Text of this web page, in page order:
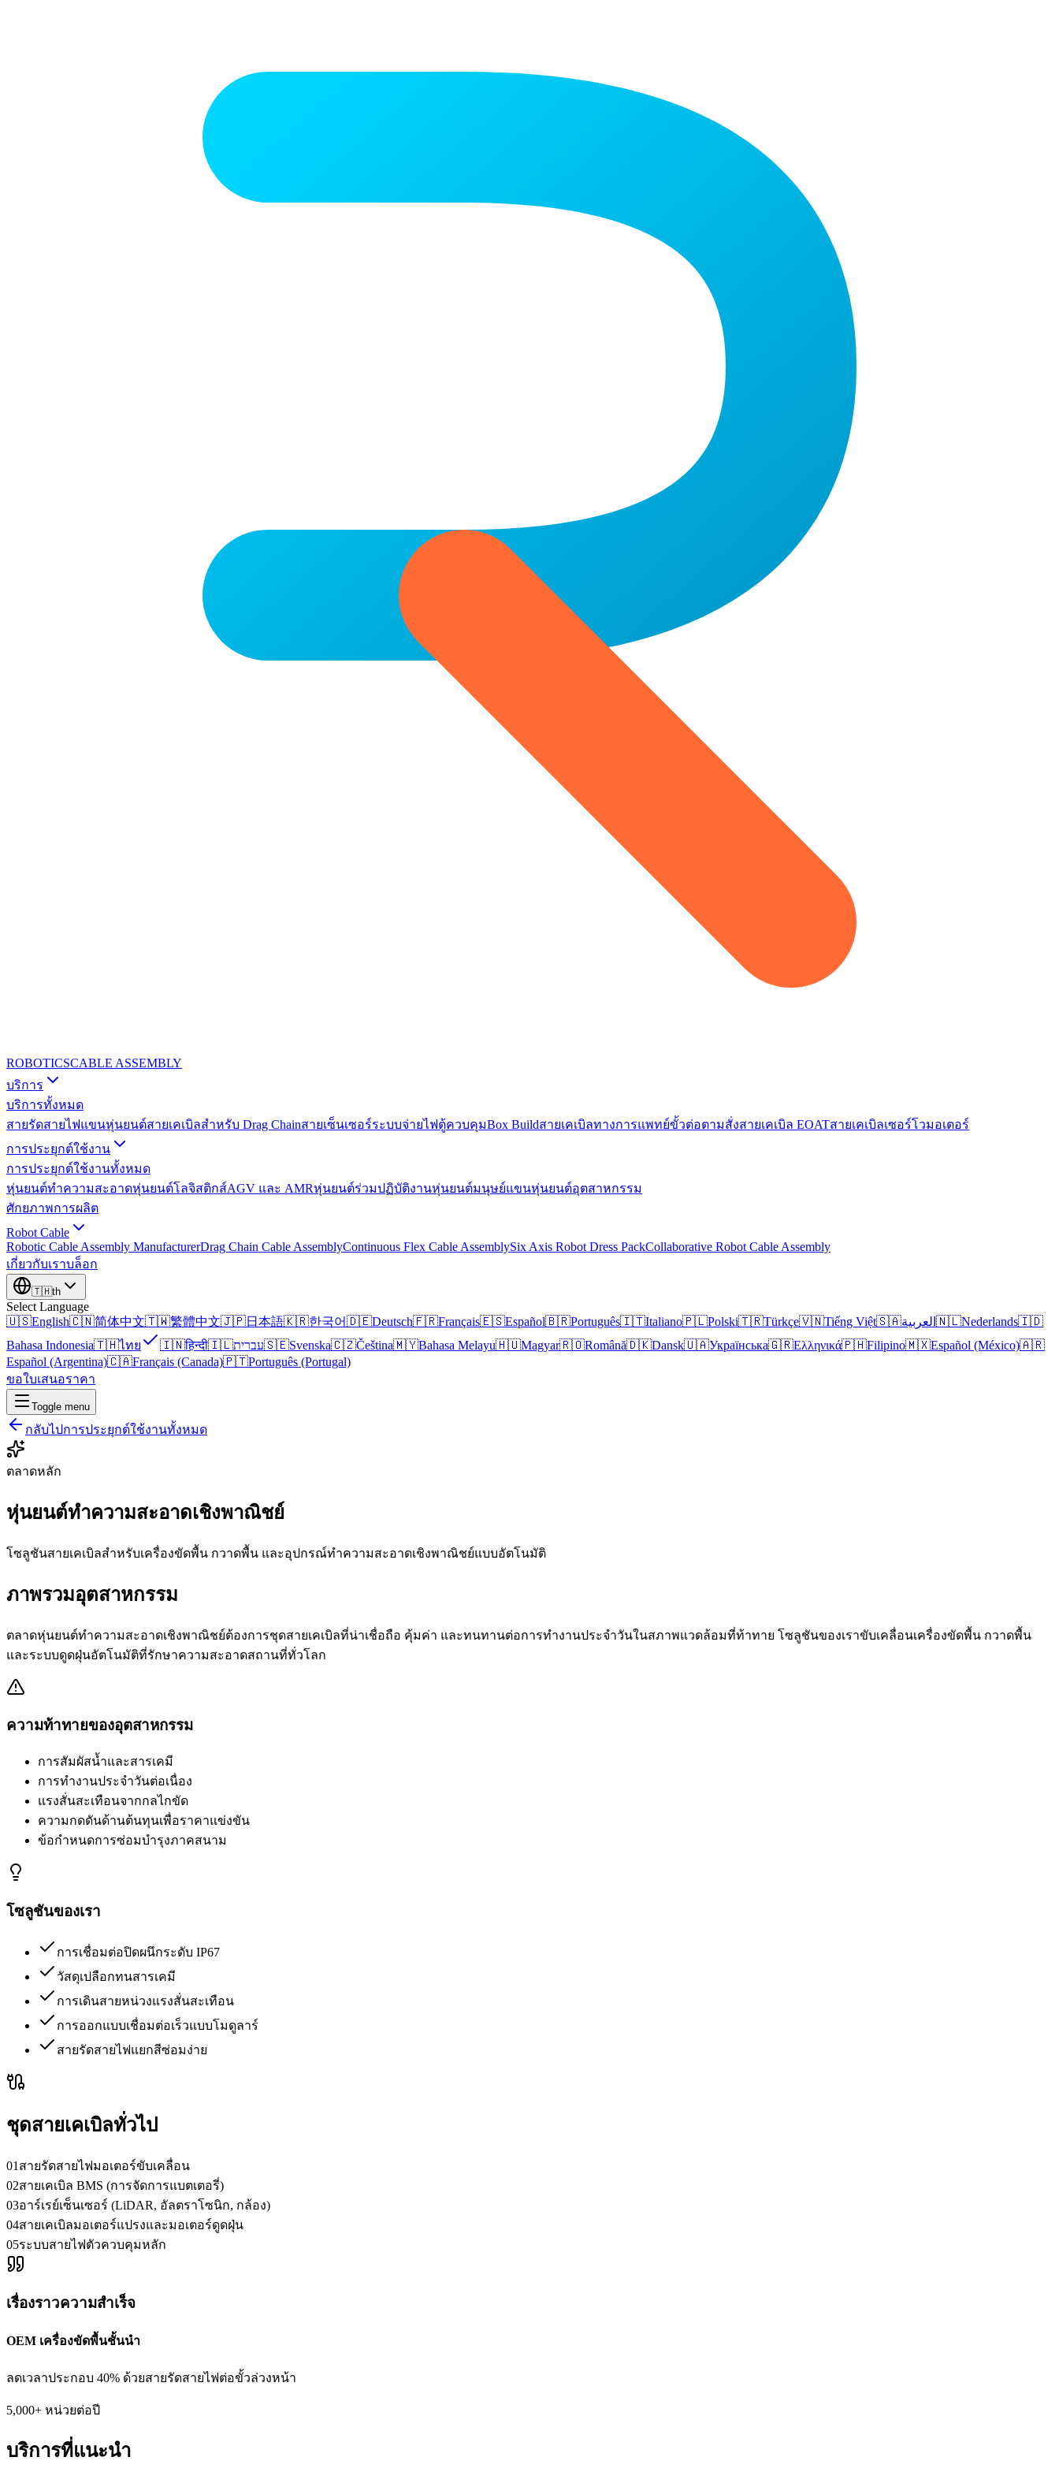
ROBOTICSCABLE ASSEMBLY
บริการ
บริการทั้งหมด
สายรัดสายไฟแขนหุ่นยนต์สายเคเบิลสำหรับ Drag Chainสายเซ็นเซอร์ระบบจ่ายไฟตู้ควบคุมBox Buildสายเคเบิลทางการแพทย์ขั้วต่อตามสั่งสายเคเบิล EOATสายเคเบิลเซอร์โวมอเตอร์
การประยุกต์ใช้งาน
การประยุกต์ใช้งานทั้งหมด
หุ่นยนต์ทำความสะอาดหุ่นยนต์โลจิสติกส์AGV และ AMRหุ่นยนต์ร่วมปฏิบัติงานหุ่นยนต์มนุษย์แขนหุ่นยนต์อุตสาหกรรม
ศักยภาพการผลิต
Robot Cable
Robotic Cable Assembly ManufacturerDrag Chain Cable AssemblyContinuous Flex Cable AssemblySix Axis Robot Dress PackCollaborative Robot Cable Assembly
เกี่ยวกับเราบล็อก
🇹🇭th
Select Language
🇺🇸English🇨🇳简体中文🇹🇼繁體中文🇯🇵日本語🇰🇷한국어🇩🇪Deutsch🇫🇷Français🇪🇸Español🇧🇷Português🇮🇹Italiano🇵🇱Polski🇹🇷Türkçe🇻🇳Tiếng Việt🇸🇦العربية 🇳🇱Nederlands🇮🇩
Bahasa Indonesia🇹🇭ไทย 🇮🇳हिन्दी🇮🇱עברית🇸🇪Svenska🇨🇿Čeština🇲🇾Bahasa Melayu🇭🇺Magyar🇷🇴Română🇩🇰Dansk🇺🇦Українська🇬🇷Ελληνικά🇵🇭Filipino🇲🇽Español (México)🇦🇷
Español (Argentina)🇨🇦Français (Canada)🇵🇹Português (Portugal)
ขอใบเสนอราคา
Toggle menu
กลับไปการประยุกต์ใช้งานทั้งหมด
ตลาดหลัก
หุ่นยนต์ทำความสะอาดเชิงพาณิชย์
โซลูชันสายเคเบิลสำหรับเครื่องขัดพื้น กวาดพื้น และอุปกรณ์ทำความสะอาดเชิงพาณิชย์แบบอัตโนมัติ
ภาพรวมอุตสาหกรรม
ตลาดหุ่นยนต์ทำความสะอาดเชิงพาณิชย์ต้องการชุดสายเคเบิลที่น่าเชื่อถือ คุ้มค่า และทนทานต่อการทำงานประจำวันในสภาพแวดล้อมที่ท้าทาย โซลูชันของเราขับเคลื่อนเครื่องขัดพื้น กวาดพื้น
และระบบดูดฝุ่นอัตโนมัติที่รักษาความสะอาดสถานที่ทั่วโลก
ความท้าทายของอุตสาหกรรม
การสัมผัสน้ำและสารเคมี
การทำงานประจำวันต่อเนื่อง
แรงสั่นสะเทือนจากกลไกขัด
ความกดดันด้านต้นทุนเพื่อราคาแข่งขัน
ข้อกำหนดการซ่อมบำรุงภาคสนาม
โซลูชันของเรา
การเชื่อมต่อปิดผนึกระดับ IP67
วัสดุเปลือกทนสารเคมี
การเดินสายหน่วงแรงสั่นสะเทือน
การออกแบบเชื่อมต่อเร็วแบบโมดูลาร์
สายรัดสายไฟแยกสีซ่อมง่าย
ชุดสายเคเบิลทั่วไป
01 สายรัดสายไฟมอเตอร์ขับเคลื่อน
02สายเคเบิล BMS (การจัดการแบตเตอรี่)
03อาร์เรย์เซ็นเซอร์ (LiDAR, อัลตราโซนิก, กล้อง)
04สายเคเบิลมอเตอร์แปรงและมอเตอร์ดูดฝุ่น
05ระบบสายไฟตัวควบคุมหลัก
เรื่องราวความสำเร็จ
OEM เครื่องขัดพื้นชั้นนำ
ลดเวลาประกอบ 40% ด้วยสายรัดสายไฟต่อขั้วล่วงหน้า
5,000+ หน่วยต่อปี
บริการที่แนะนำ